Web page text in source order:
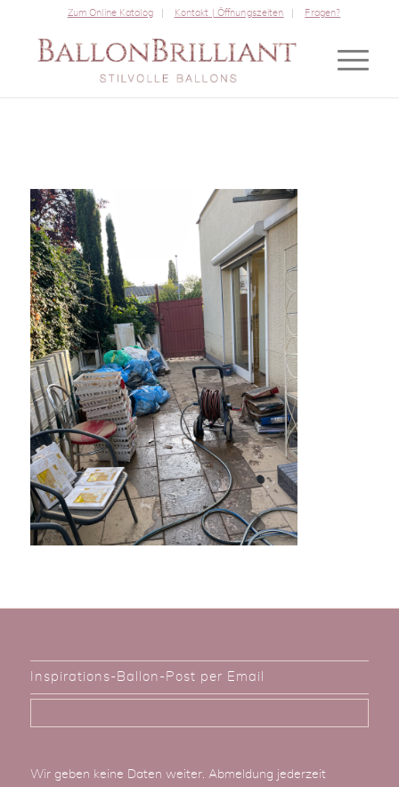
Zum Online Katalog Kontakt | Öffnungszeiten Fragen?
Inspirations-Ballon-Post per Email
Wir geben keine Daten weiter. Abmeldung jederzeit